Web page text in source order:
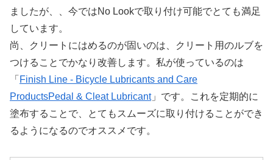
ましたが、、今ではNo Lookで取り付け可能でとても満足
しています。
尚、クリートにはめるのが固いのは、クリート用のルブを
つけることでかなり改善します。私が使っているのは
「 Finish Line - Bicycle Lubricants and Care
ProductsPedal & Cleat Lubricant」です。これを定期的に
塗布することで、とてもスムーズに取り付けることができ
るようになるのでオススメです。